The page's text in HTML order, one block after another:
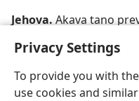
Privacy Settings
To provide you with
use cookies and
Jehova.Akava tano
Nevo svetoo anav
237 puti ko Grčka